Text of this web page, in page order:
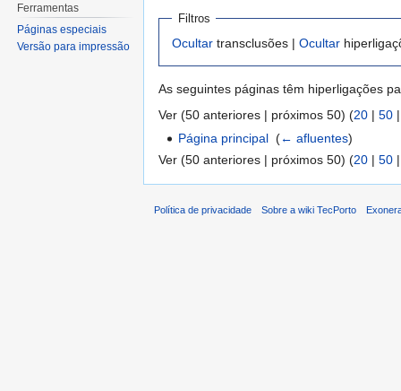
Filtros
Ocultar transclusões | Ocultar
As seguintes páginas têm hiperligações
Ver (50 anteriores | próximos 50) (20 | 50
Página principal ‎(← afluentes)
Ver (50 anteriores | próximos 50) (20 | 50
Ferramentas
Páginas especiais
Versão para impressão
Política de privacidade Sobre a wiki TecPorto